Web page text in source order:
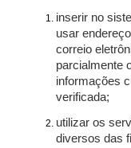
inserir no
usar
correio
parcialmente
informações
verificada;
utilizar os
diversos das